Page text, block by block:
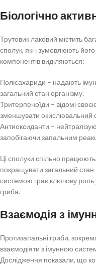
Біологічно
Трутовик лаковий містить
сполук, які і зумовлюють
компонентів виділяються:
Полісахариди – надають
загальний стан організму.
Тритерпеноїди – відомі
зменшувати окислювальний
Антиоксиданти –
запобігаючи запальним
Ці сполуки спільно
покращувати загальний стан
системою грає ключову роль
гриба.
Взаємодія з
Протизапальні гриби,
взаємодіяти з імунною
Дослідження показали, що